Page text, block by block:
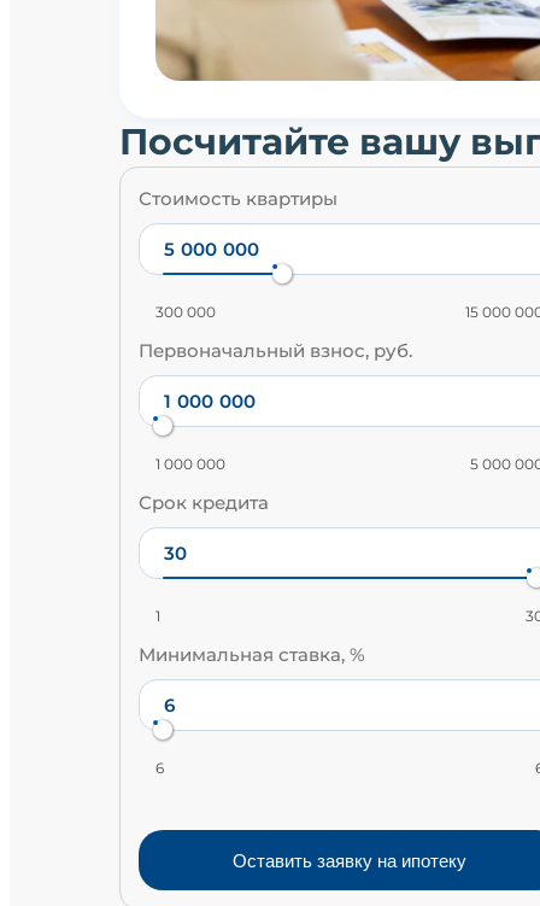
Посчитайте вашу
Стоимость квартиры
300 000 15 000
Первоначальный взнос, руб.
1 000 000 5 000
Срок кредита
1
Минимальная ставка, %
6
Оставить заявку на ипотеку